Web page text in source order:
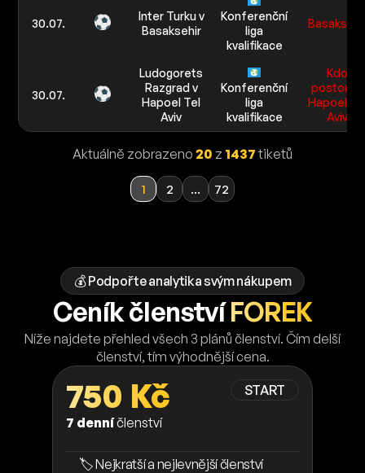
30.07.
Inter Turku v
Basaksehir
Konferenční
liga
kvalifikace
30.07.
Ludogorets
Razgrad v
Hapoel Tel
Aviv
Konferenční
liga
kvalifikace
Kdo
postoupí:
Hapoel
Aviv
Aktuálně zobrazeno 20 z 1437tiketů
1 2 ... 72
💰 Podpořte analytika svým nákupem
Ceník členstvíFOREK
Níže najdete přehled všech 3 plánů členství. Čím delší
členství, tím výhodnější cena.
START
750 Kč
7 denníčlenství
🏷️ Nejkratší a nejlevnější členství